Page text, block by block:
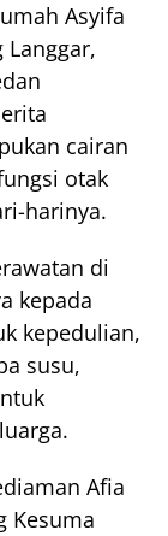
Asyifa
Langgar,
cairan
otak
harinya.
di
kepada
kepedulian,
susu,
Afia
Kesuma